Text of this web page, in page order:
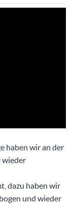
haben wir an der
wieder
dazu haben wir
und wieder